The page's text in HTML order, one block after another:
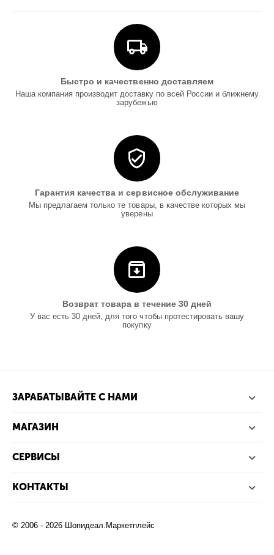
Быстро и качественно доставляем
Наша компания производит доставку по всей России и ближнему
зарубежью
Гарантия качества и сервисное обслуживание
Мы предлагаем только те товары, в качестве которых мы
уверены
Возврат товара в течение 30 дней
У вас есть 30 дней, для того чтобы протестировать вашу
покупку
ЗАРАБАТЫВАЙТЕ С НАМИ
МАГАЗИН
СЕРВИСЫ
КОНТАКТЫ
© 2006 - 2026 Шопидеал.Маркетплейс